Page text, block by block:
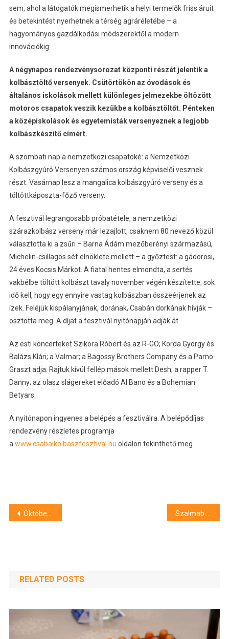
sem, ahol a látogatók megismerhetik a helyi termelők friss áruit
és betekintést nyerhetnek a térség agráréletébe – a
hagyományos gazdálkodási módszerektől a modern
innovációkig.
A négynapos rendezvénysorozat központi részét jelentik a
kolbásztöltő versenyek. Csütörtökön az óvodások és
általános iskolások mellett különleges jelmezekbe öltözött
motoros csapatok veszik kezükbe a kolbásztöltőt. Pénteken
a középiskolások és egyetemisták versenyeznek a legjobb
kolbászkészítő címért.
A szombati nap a nemzetközi csapatoké: a Nemzetközi
Kolbászgyúró Versenyen számos ország képviselői vesznek
részt. Vasárnap lesz a mangalica kolbászgyúró verseny és a
töltöttkáposzta-főző verseny.
A fesztivál legrangosabb próbatétele, a nemzetközi
szárazkolbász verseny már lezajlott, csaknem 80 nevező közül
választotta ki a zsűri – Barna Ádám mezőberényi származású,
Michelin-csillagos séf elnöklete mellett – a győztest: a gádorosi,
24 éves Kocsis Márkot. A fiatal hentes elmondta, a sertés
vakbélbe töltött kolbászt tavaly november végén készítette; sok
idő kell, hogy egy ennyire vastag kolbászban összeérjenek az
ízek. Feléjük kispálanyjának, dorának, Csabán dorkának hívják –
osztotta meg. A díjat a fesztivál nyitónapján adják át.
Az esti koncerteket Szikora Róbert és az R-GO; Korda György és
Balázs Klári; a Valmar; a Bagossy Brothers Company és a Parno
Graszt adja. Rajtuk kívül fellép mások mellett Desh; a rapper T.
Danny; az olasz slágereket előadó Al Bano és a Bohemian
Betyars.
A nyitónapon ingyenes a belépés a fesztiválra. A belépődíjas
rendezvény részletes programja
a www.csabaikolbaszfesztival.hu oldalon tekinthető meg.
Bejegyzés
Október 24 és 27 között várja a látogatókat a 27. Csabai Kolbászfesztivál
RELATED POSTS